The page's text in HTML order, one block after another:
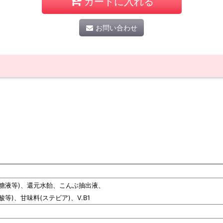
お問い合わせ
等)、還元水飴、こんぶ抽出液、
等)、甘味料(ステビア)、V.B1